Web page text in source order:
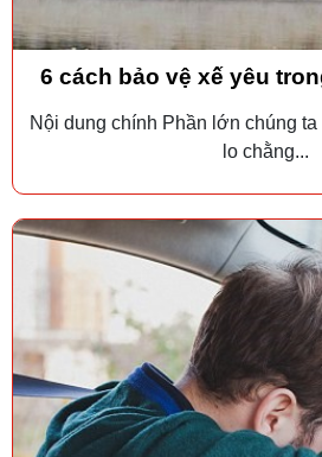
6 cách bảo vệ xế yêu
Nội dung chính Phần lớn chúng
lo chằng...